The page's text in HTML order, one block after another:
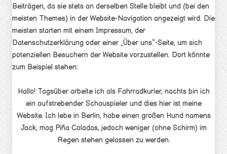
Beiträgen, da sie stets an derselben Stelle bleibt und (bei den
meisten Themes) in der Website-Navigation angezeigt wird. Die
meisten starten mit einem Impressum, der
Datenschutzerklärung oder einer „Über uns“-Seite, um sich
potenziellen Besuchern der Website vorzustellen. Dort könnte
zum Beispiel stehen:
Hallo! Tagsüber arbeite ich als Fahrradkurier, nachts bin ich
ein aufstrebender Schauspieler und dies hier ist meine
Website. Ich lebe in Berlin, habe einen großen Hund namens
Jack, mag Piña Coladas, jedoch weniger (ohne Schirm) im
Regen stehen gelassen zu werden.